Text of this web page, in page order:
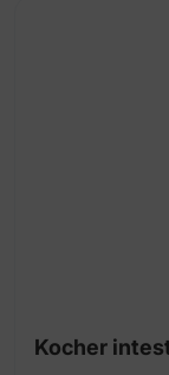
Kocher